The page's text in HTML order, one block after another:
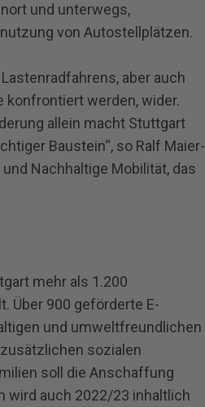
und unterwegs,
von Autostellplätzen.
aber auch
konfrontiert werden, wider.
allein macht Stuttgart
Baustein“, so Ralf Maier‐
Nachhaltige Mobilität, das
mehr als 1.200
Über 900 geförderte E‐
und umweltfreundlichen
sozialen
soll die Anschaffung
wird auch 2022/23 inhaltlich